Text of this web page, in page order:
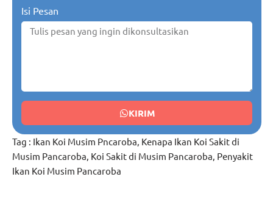
Isi Pesan
KIRIM
Tag : Ikan Koi Musim Pncaroba, Kenapa Ikan Koi Sakit di
Musim Pancaroba, Koi Sakit di Musim Pancaroba, Penyakit
Ikan Koi Musim Pancaroba